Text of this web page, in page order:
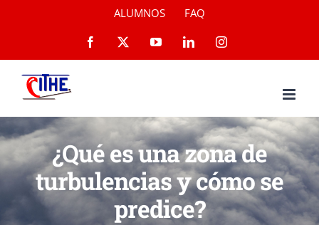
contenido
ALUMNOS FAQ
Facebook YouTubeLinkedInInstagram
¿Qué es una zona de
turbulencias y cómo se
predice?